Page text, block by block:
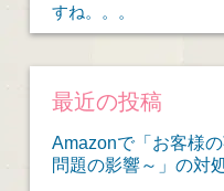
すね。。。
最近の投稿
Amazonで「お客様
問題の影響～」の対